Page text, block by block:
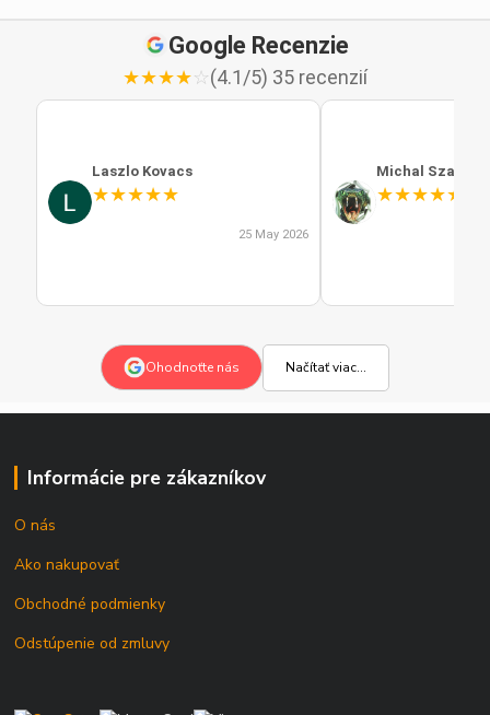
Google Recenzie
★★★★☆(4.1/5) 35 recenzií
Laszlo Kovacs
★★★★★
25 May 2026
Michal Szabo
★★★★★
Ohodnoťte nás Načítať viac...
Informácie pre zákazníkov
O nás
Ako nakupovať
Obchodné podmienky
Odstúpenie od zmluvy